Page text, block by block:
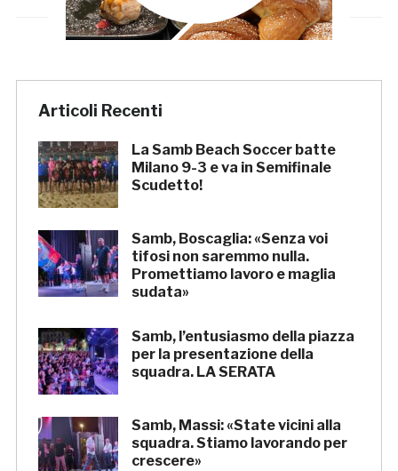
Articoli Recenti
La Samb Beach Soccer batte
Milano 9-3 e va in Semifinale
Scudetto!
Samb, Boscaglia: «Senza voi
tifosi non saremmo nulla.
Promettiamo lavoro e maglia
sudata»
Samb, l’entusiasmo della piazza
per la presentazione della
squadra. LA SERATA
Samb, Massi: «State vicini alla
squadra. Stiamo lavorando per
crescere»